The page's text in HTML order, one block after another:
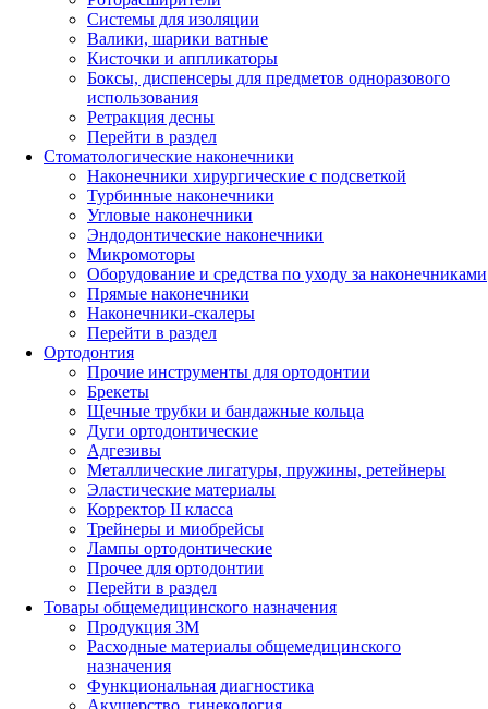
Системы для изоляции
Валики, шарики ватные
Кисточки и аппликаторы
Боксы, диспенсеры для предметов одноразового
использования
Ретракция десны
Перейти в раздел
Стоматологические наконечники
Наконечники хирургические с подсветкой
Турбинные наконечники
Угловые наконечники
Эндодонтические наконечники
Микромоторы
Оборудование и средства по уходу за наконечниками
Прямые наконечники
Наконечники-скалеры
Перейти в раздел
Ортодонтия
Прочие инструменты для ортодонтии
Брекеты
Щечные трубки и бандажные кольца
Дуги ортодонтические
Адгезивы
Металлические лигатуры, пружины, ретейнеры
Эластические материалы
Корректор II класса
Трейнеры и миобрейсы
Лампы ортодонтические
Прочее для ортодонтии
Перейти в раздел
Товары общемедицинского назначения
Продукция 3М
Расходные материалы общемедицинского
назначения
Функциональная диагностика
Акушерство, гинекология